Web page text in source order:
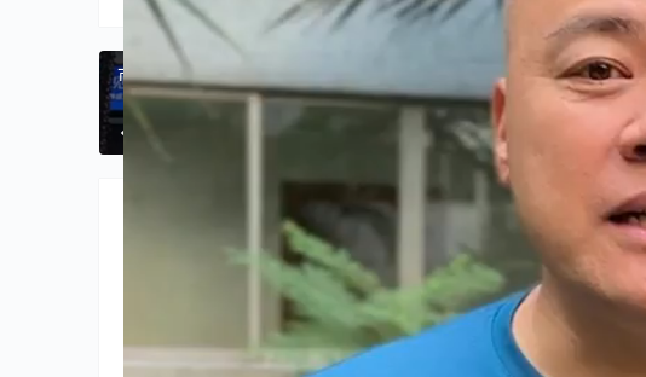
市民反映广州白云机场T1航站楼打网约车找车难
2024年11月8日 19:22
社会